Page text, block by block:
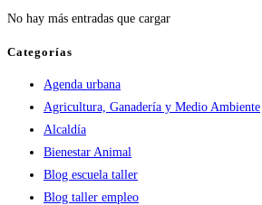
sociales
No hay más entradas que cargar
Categorías
Agenda urbana
Agricultura, Ganadería y Medio Ambiente
Alcaldía
Bienestar Animal
Blog escuela taller
Blog taller empleo